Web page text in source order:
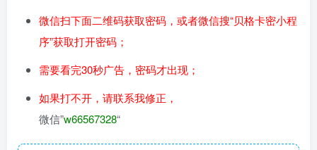
微信扫下面二维码获取密码，或者微信搜“贝格卡密小程
序”获取打开密码；
需要看完30秒广告，密码才出现；
如果打不开，请联系我修正，
微信”w66567328“